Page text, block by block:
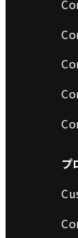
プ